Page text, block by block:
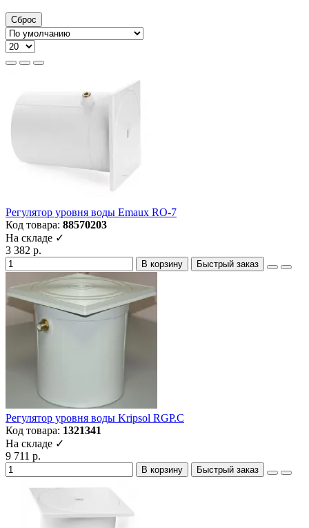
Сброс
Регулятор уровня воды Emaux RO-7
Код товара: 88570203
На складе ✓
3 382 р.
В корзину Быстрый заказ
Регулятор уровня воды Kripsol RGP.С
Код товара: 1321341
На складе ✓
9 711 р.
В корзину Быстрый заказ